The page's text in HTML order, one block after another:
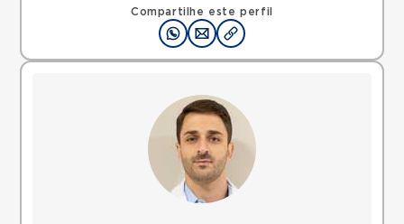
Compartilhe este perfil